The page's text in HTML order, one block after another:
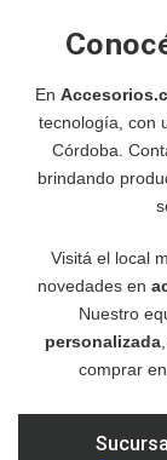
En
tecnología, con
Córdoba.
brindando
Visitá el local
novedades en
Nuestro
personalizada
comprar